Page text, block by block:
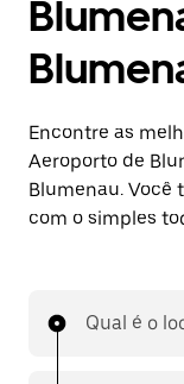
Encontre as
Aeroporto de
Blumenau. Você
com o simples
Qual é o